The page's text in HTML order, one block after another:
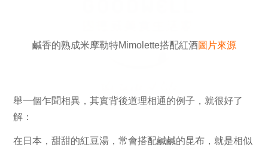
鹹香的熟成米摩勒特Mimolette搭配紅酒圖片來源
舉一個乍聞相異，其實背後道理相通的例子，就很好了
解：
在日本，甜甜的紅豆湯，常會搭配鹹鹹的昆布，就是相似